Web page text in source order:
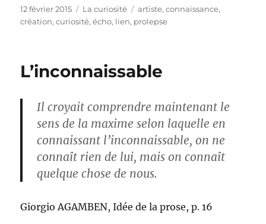
Publié
le
12 février 2015 Catégories
La curiosité Étiquettes
artiste,connaissance,
création,curiosité,écho, lien, prolepse
L’inconnaissable
Il croyait comprendre maintenant le
sens de la maxime selon laquelle en
connaissant l’inconnaissable, on ne
connaît rien de lui, mais on connaît
quelque chose de nous.
Giorgio AGAMBEN, Idée de la prose, p. 16